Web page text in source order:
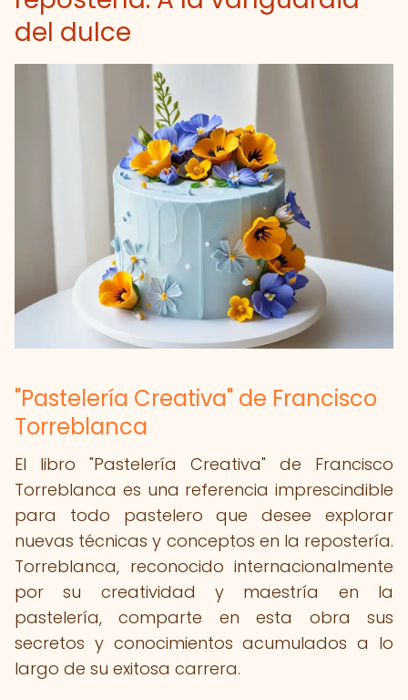
del dulce
"Pastelería Creativa" de Francisco
Torreblanca
El libro "Pastelería Creativa" de Francisco
Torreblanca es una referencia imprescindible
para todo pastelero que desee explorar
nuevas técnicas y conceptos en la repostería.
Torreblanca, reconocido internacionalmente
por su creatividad y maestría en la
pastelería, comparte en esta obra sus
secretos y conocimientos acumulados a lo
largo de su exitosa carrera.